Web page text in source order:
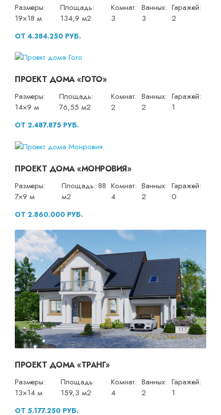
Размеры:
19×18 м
Площадь:
134,9 м2
Комнат:
3
Ванных:
3
Гаражей:
2
ОТ 4.384.250 РУБ.
ПРОЕКТ ДОМА «ГОТО»
Размеры:
14×9 м
Площадь:
76,55 м2
Комнат:
2
Ванных:
2
Гаражей:
1
ОТ 2.487.875 РУБ.
ПРОЕКТ ДОМА «МОНРОВИЯ»
Размеры:
7×9 м
Площадь: 88
м2
Комнат:
4
Ванных:
2
Гаражей:
0
ОТ 2.860.000 РУБ.
ПРОЕКТ ДОМА «ТРАНГ»
Размеры:
13×14 м
Площадь:
159,3 м2
Комнат:
4
Ванных:
2
Гаражей:
1
ОТ 5.177.250 РУБ.